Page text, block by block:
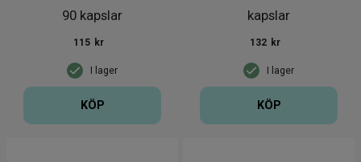
90 kapslar
I lager
115 kr
KÖP
kapslar
I lager
132 kr
KÖP